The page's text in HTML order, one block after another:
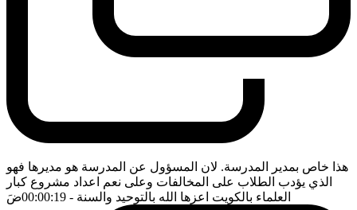
هذا خاص بمدير المدرسة. لان المسؤول عن المدرسة هو مديرها فهو
الذي يؤدب الطلاب على المخالفات وعلى نعم اعداد مشروع كبار
العلماء بالكويت اعزها الله بالتوحيد والسنة - 00:00:19 ضَ